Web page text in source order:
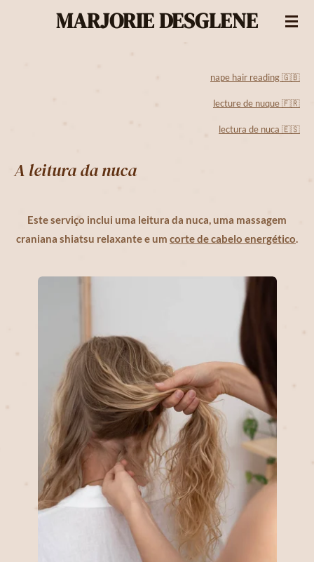
MARJORIE DESGLENE
nape hair reading 🇬🇧
lecture de nuque 🇫🇷
lectura de nuca 🇪🇸
A leitura da nuca
Este serviço inclui uma leitura da nuca, uma massagem
craniana shiatsu relaxante e um corte de cabelo energético.